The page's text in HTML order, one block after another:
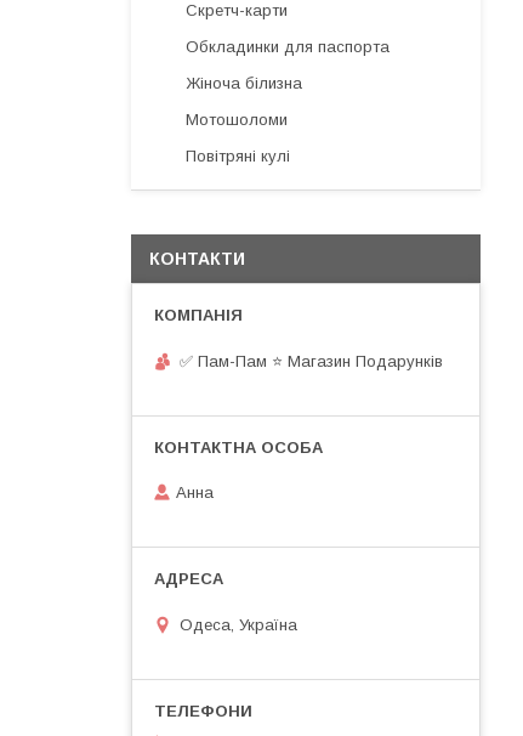
Скретч-карти
Обкладинки для паспорта
Жіноча білизна
Мотошоломи
Повітряні кулі
КОНТАКТИ
✅ Пам-Пам ⭐ Магазин Подарунків
Анна
Одеса, Україна